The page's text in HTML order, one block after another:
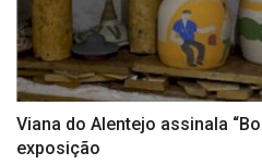
Viana do Alentejo assinala
exposição